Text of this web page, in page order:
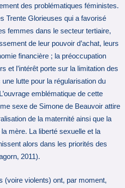
des problématiques féministes.
Trente Glorieuses qui a favorisé
femmes dans le secteur tertiaire,
de leur pouvoir d’achat, leurs
financière ; la préoccupation
et l’intérêt porte sur la limitation des
lutte pour la régularisation du
emblématique de cette
sexe de Simone de Beauvoir attire
de la maternité ainsi que la
mère. La liberté sexuelle et la
alors dans les priorités des
2011).
(voire violents) ont, par moment,